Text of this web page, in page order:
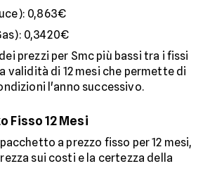
0,863€
0,3420€
prezzi per Smc più bassi tra i fissi
validità di 12 mesi che permette di
l'anno successivo.
Fisso 12 Mesi
a prezzo fisso per 12 mesi,
sui costi e la certezza della